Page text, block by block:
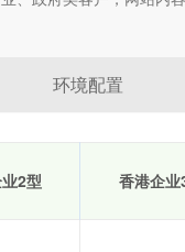
环境配置
2型 香港企业